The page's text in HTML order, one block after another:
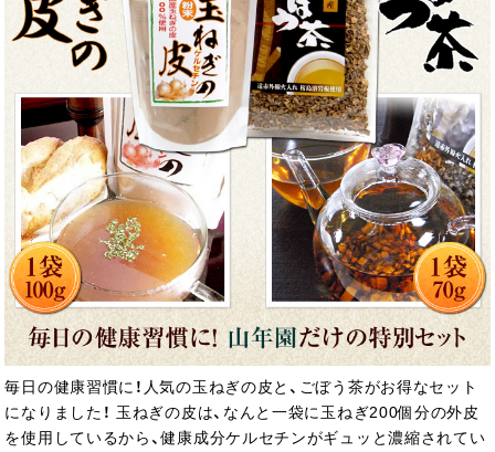
毎日の健康習慣に！人気の玉ねぎの皮と、ごぼう茶がお得なセット
になりました！ 玉ねぎの皮は、なんと一袋に玉ねぎ200個分の外皮
を使用しているから、健康成分ケルセチンがギュッと濃縮されてい